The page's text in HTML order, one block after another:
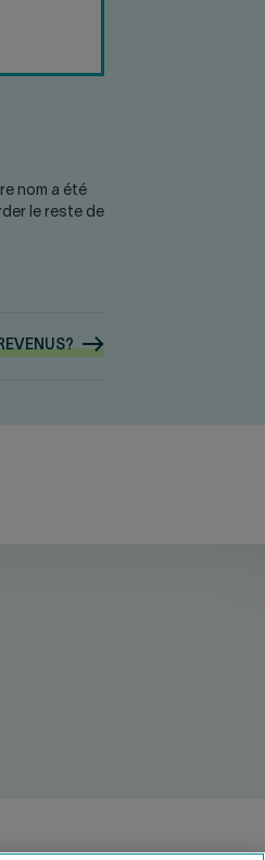
nom a été
le reste de